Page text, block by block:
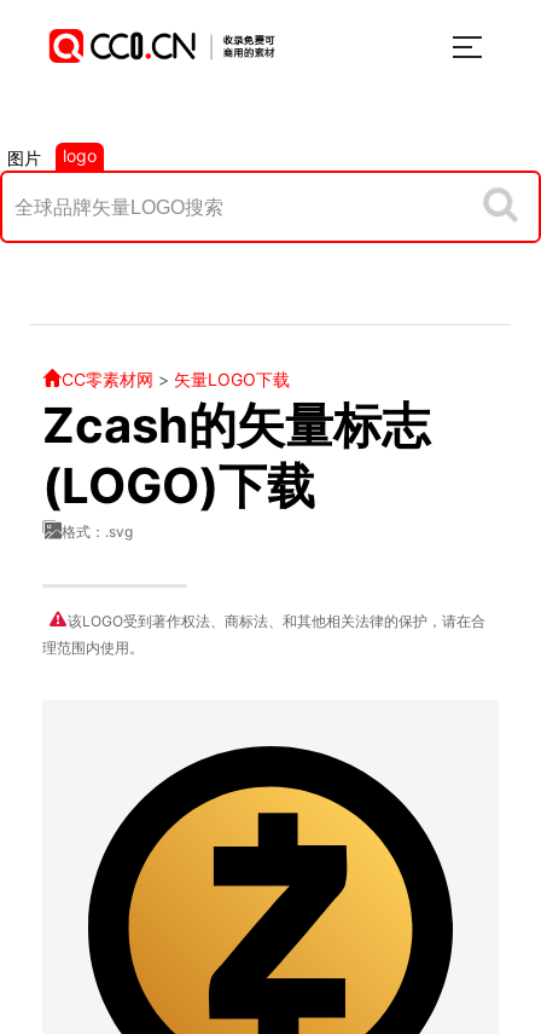
图片 logo
CC零素材网 > 矢量LOGO下载
Zcash的矢量标志
(LOGO)下载
格式：.svg
该LOGO受到著作权法、商标法、和其他相关法律的保护，请在合
理范围内使用。